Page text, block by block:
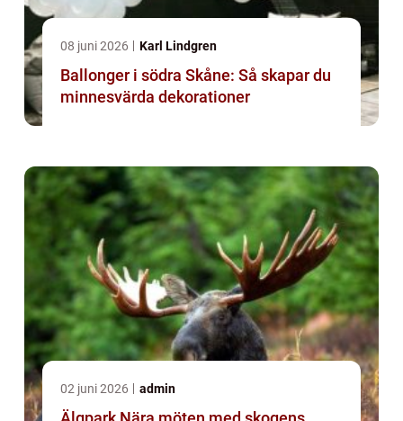
08 juni 2026 Karl Lindgren
Ballonger i södra Skåne: Så skapar du
minnesvärda dekorationer
02 juni 2026 admin